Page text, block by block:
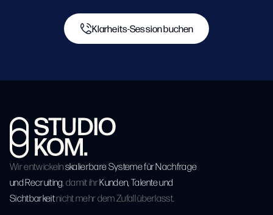
Klarheits-Session buchen
Klarheits-Session buchen
Wir entwickelnskalierbare Systeme für Nachfrage
und Recruiting , damit ihrKunden, Talente und
Sichtbarkeitnicht mehr dem Zufall überlasst.